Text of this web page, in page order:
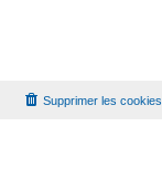
Supprimer les cookies